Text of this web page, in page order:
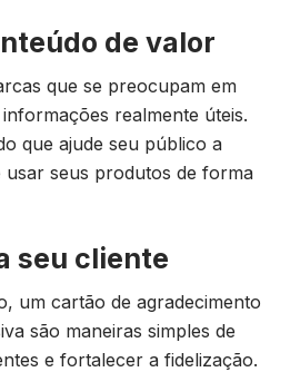
de valor
que se preocupam em
realmente úteis.
que ajude seu público a
seus produtos de forma
seu cliente
um cartão de agradecimento
são maneiras simples de
e fortalecer a fidelização.